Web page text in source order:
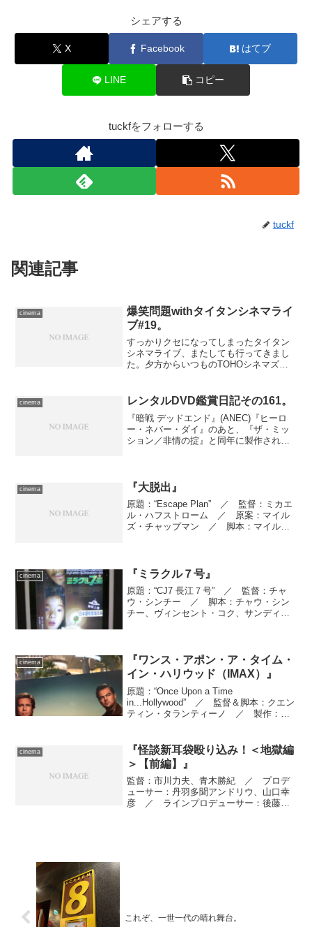
シェアする
X Facebook はてブ
LINE コピー
tuckfをフォローする
tuckf
関連記事
cinema
爆笑問題withタイタンシネマライ
ブ#19。
すっかりクセになってしまったタイタン
シネマライブ、またしても行ってきまし
た。夕方からいつものTOHOシネマズ六
たのかと言えば、たぶん東京国際映画祭
が開催中だからでしょう...
cinema レンタルDVD鑑賞日記その161。
『暗戦 デッドエンド』(ANEC)『ヒーロ
ー・ネバー・ダイ』のあと、『ザ・ミッ
ション／非情の掟』と同年に製作された
スです。 アクショ...
cinema 『大脱出』
原題：“Escape Plan” ／ 監督：ミカエ
ル・ハフストローム ／ 原案：マイル
ズ・チャップマン ／ 脚本：マイル
イス、ロビー・...
cinema 『ミラクル７号』
原題：“CJ7 長江７号” ／ 監督：チャ
ウ・シンチー ／ 脚本：チャウ・シン
チー、ヴィンセント・コク、サンディ・
ント・コク ／ アソ...
cinema
『ワンス・アポン・ア・タイム・
イン・ハリウッド（IMAX）』
原題：“Once Upon a Time
in...Hollywood” ／ 監督＆脚本：クエン
ティン・タランティーノ ／ 製作：デ
ーノ ／ 製作総指揮：ジョージア・
カ...
cinema
『怪談新耳袋殴り込み！＜地獄編
＞【前編】』
監督：市川力夫、青木勝紀 ／ プロデ
ューサー：丹羽多聞アンドリウ、山口幸
彦 ／ ラインプロデューサー：後藤
これぞ、一世一代の晴れ舞台。